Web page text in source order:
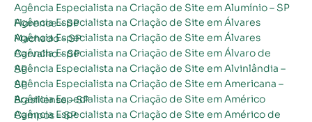
Agência Especialista na Criação de Site em Alumínio – SP
Agência Especialista na Criação de Site em Álvares Florence – SP
Agência Especialista na Criação de Site em Álvares Machado – SP
Agência Especialista na Criação de Site em Álvaro de Carvalho – SP
Agência Especialista na Criação de Site em Alvinlândia – SP
Agência Especialista na Criação de Site em Americana – SP
Agência Especialista na Criação de Site em Américo Brasiliense – SP
Agência Especialista na Criação de Site em Américo de Campos – SP